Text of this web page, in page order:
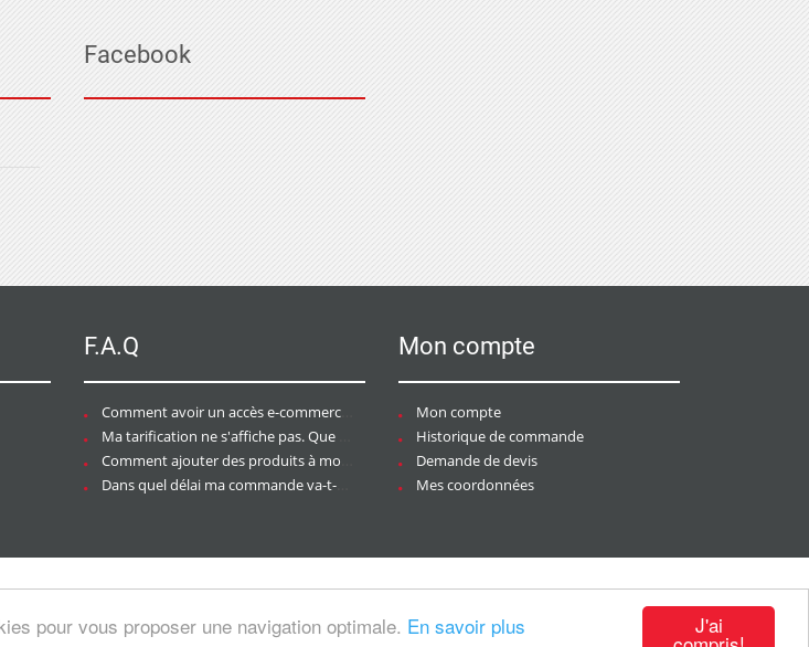
J'ai
pour vous proposer une navigation optimale. En savoir plus
Facebook
F.A.Q
Comment avoir un accès e-commerce ?
Ma tarification ne s'affiche pas. Que dois-je faire ?
Comment ajouter des produits à mon panier ?
Dans quel délai ma commande va-t-elle être traitée ?
Mon compte
Mon compte
Historique de commande
Demande de devis
Mes coordonnées